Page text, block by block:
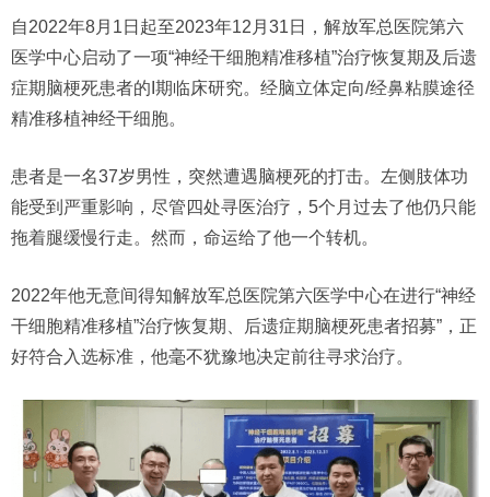
自2022年8月1日起至2023年12月31日，解放军总医院第六
医学中心启动了一项“神经干细胞精准移植”治疗恢复期及后遗
症期脑梗死患者的I期临床研究。经脑立体定向/经鼻粘膜途径
精准移植神经干细胞。
患者是一名37岁男性，突然遭遇脑梗死的打击。左侧肢体功
能受到严重影响，尽管四处寻医治疗，5个月过去了他仍只能
拖着腿缓慢行走。然而，命运给了他一个转机。
2022年他无意间得知解放军总医院第六医学中心在进行“神经
干细胞精准移植”治疗恢复期、后遗症期脑梗死患者招募”，正
好符合入选标准，他毫不犹豫地决定前往寻求治疗。